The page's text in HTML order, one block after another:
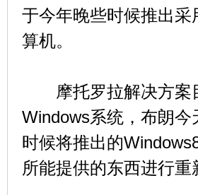
于今年晚些时候推出
算机。
摩托罗拉解决方案
Windows系统，布朗
时候将推出的
所能提供的东西进行重